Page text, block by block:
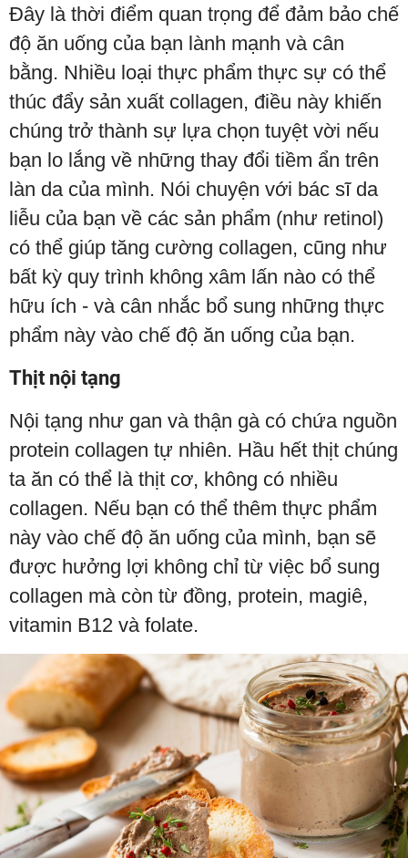
Đây là thời điểm quan trọng để đảm bảo chế
độ ăn uống của bạn lành mạnh và cân
bằng. Nhiều loại thực phẩm thực sự có thể
thúc đẩy sản xuất collagen, điều này khiến
chúng trở thành sự lựa chọn tuyệt vời nếu
bạn lo lắng về những thay đổi tiềm ẩn trên
làn da của mình. Nói chuyện với bác sĩ da
liễu của bạn về các sản phẩm (như retinol)
có thể giúp tăng cường collagen, cũng như
bất kỳ quy trình không xâm lấn nào có thể
hữu ích - và cân nhắc bổ sung những thực
phẩm này vào chế độ ăn uống của bạn.
Thịt nội tạng
Nội tạng như gan và thận gà có chứa nguồn
protein collagen tự nhiên. Hầu hết thịt chúng
ta ăn có thể là thịt cơ, không có nhiều
collagen. Nếu bạn có thể thêm thực phẩm
này vào chế độ ăn uống của mình, bạn sẽ
được hưởng lợi không chỉ từ việc bổ sung
collagen mà còn từ đồng, protein, magiê,
vitamin B12 và folate.